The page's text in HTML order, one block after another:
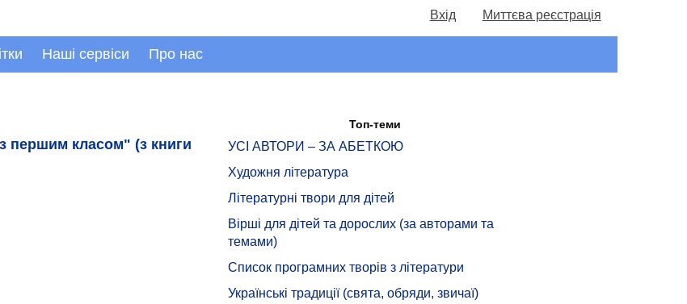
Вхід Миттєва реєстрація
Наші сервіси Про нас
першим класом" (з книги
Топ-теми
УСІ АВТОРИ – ЗА АБЕТКОЮ
Художня література
Літературні твори для дітей
Вірші для дітей та дорослих (за авторами та
темами)
Список програмних творів з літератури
Українські традиції (свята, обряди, звичаї)